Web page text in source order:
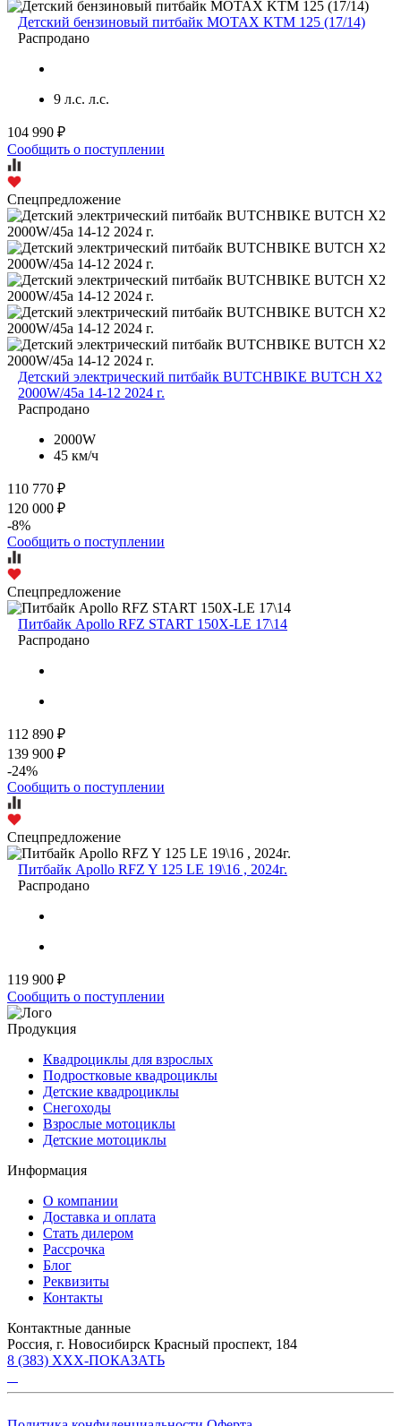
Детский бензиновый питбайк MOTAX KTM 125 (17/14)
Распродано
9 л.с. л.с.
104 990 ₽
Сообщить о поступлении
Спецпредложение
Детский электрический питбайк BUTCHBIKE BUTCH X2
2000W/45а 14-12 2024 г.
Распродано
2000W
45 км/ч
110 770 ₽
120 000 ₽
-8%
Сообщить о поступлении
Спецпредложение
Питбайк Apollo RFZ START 150X-LE 17\14
Распродано
112 890 ₽
139 900 ₽
-24%
Сообщить о поступлении
Спецпредложение
Питбайк Apollo RFZ Y 125 LE 19\16 , 2024г.
Распродано
119 900 ₽
Сообщить о поступлении
Продукция
Квадроциклы для взрослых
Подростковые квадроциклы
Детские квадроциклы
Снегоходы
Взрослые мотоциклы
Детские мотоциклы
Информация
О компании
Доставка и оплата
Стать дилером
Рассрочка
Блог
Реквизиты
Контакты
Контактные данные
Россия, г. Новосибирск Красный проспект, 184
8 (383) XXX-ПОКАЗАТЬ